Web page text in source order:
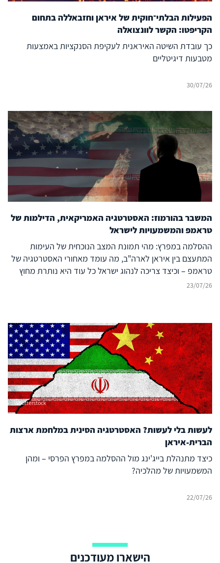
הפעילות הבלתי־חוקית של איראן וחזבאללה בתחום
הקריפטו: הקשר לוונצואלה
כך עובדת השיטה האיראנית לעקיפת הסנקציות באמצעות
מטבעות דיגיטליים
30/07/26
המשבר בהורמוז: האסטרטגיה האמריקאית, הדילמות של
טראמפ והמשמעויות לישראל
ההסלמה במפרץ: מהי תמונת המצב הנוכחית של העימות
המתעצם בין איראן לארה"ב, מה עומד מאחורי האסטרטגיה של
טראמפ – וכיצד צריכה לנהוג ישראל כל עוד היא נותרת מחוץ
לעימות?
23/07/26
Shutterstock
לעשות בלי לעשות? האסטרטגיה הסינית במלחמת ארצות
הברית-איראן
כיצד מתנהלת בייג'ינג מול ההסלמה במפרץ הפרסי – ומהן
המשמעויות של מהלכיה?
22/07/26
הישארו מעודכנים